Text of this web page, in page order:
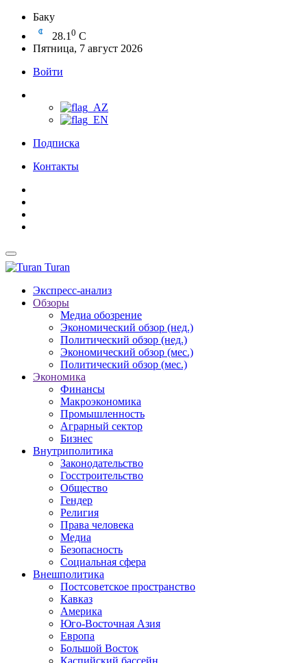
Баку
28.1 0 C
Пятница, 7 август 2026
Войти
Подписка
Контакты
Turan
Экспресс-анализ
Обзоры
Медиа обозрение
Экономический обзор (нед.)
Политический обзор (нед.)
Экономический обзор (мес.)
Политический обзор (мес.)
Экономика
Финансы
Макроэкономика
Промышленность
Аграрный сектор
Бизнес
Внутриполитика
Законодательство
Госстроительство
Общество
Гендер
Религия
Права человека
Медиа
Безопасность
Социальная сфера
Внешполитика
Постсоветское пространство
Кавказ
Америка
Юго-Восточная Азия
Европа
Большой Восток
Каспийский бассейн